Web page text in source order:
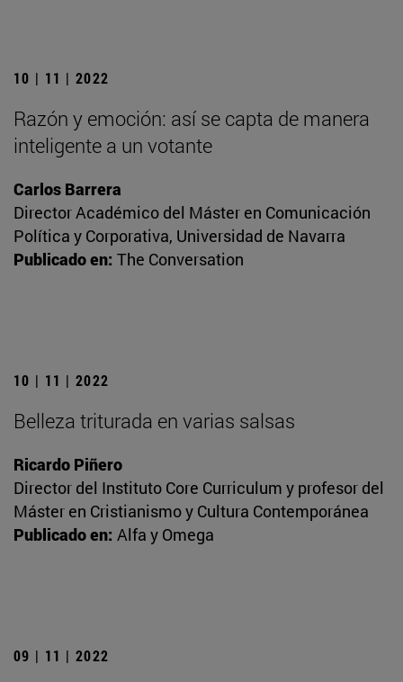
10 | 11 | 2022
Razón y emoción: así se capta de manera
inteligente a un votante
Carlos Barrera
Director Académico del Máster en Comunicación
Política y Corporativa, Universidad de Navarra
Publicado en: The Conversation
10 | 11 | 2022
Belleza triturada en varias salsas
Ricardo Piñero
Director del Instituto Core Curriculum y profesor del
Máster en Cristianismo y Cultura Contemporánea
Publicado en: Alfa y Omega
09 | 11 | 2022